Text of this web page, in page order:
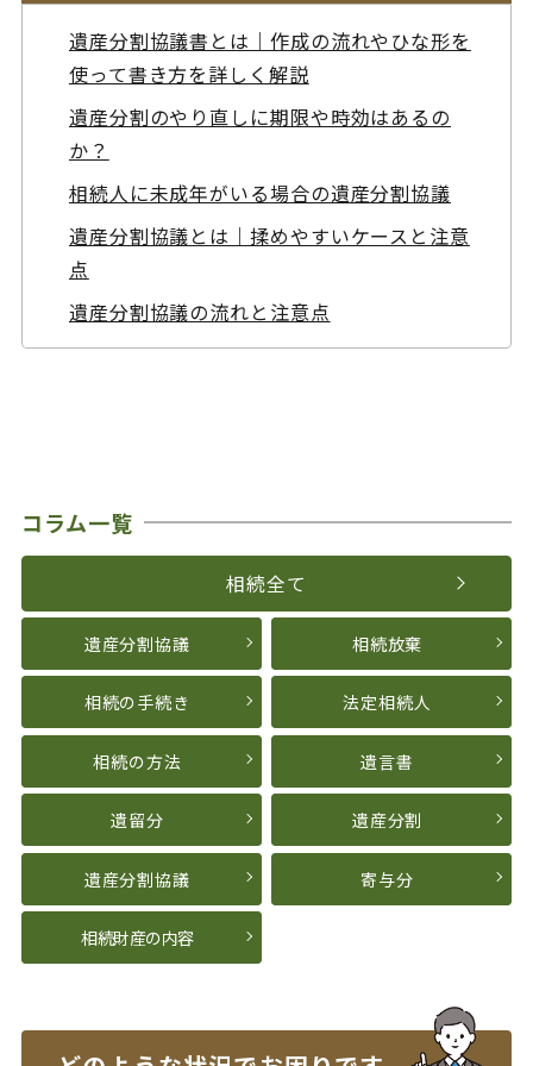
遺産分割協議書とは｜作成の流れやひな形を
使って書き方を詳しく解説
遺産分割のやり直しに期限や時効はあるの
か？
相続人に未成年がいる場合の遺産分割協議
遺産分割協議とは｜揉めやすいケースと注意
点
遺産分割協議の流れと注意点
コラム一覧
相続全て
遺産分割協議 相続放棄
相続の手続き 法定相続人
相続の方法 遺言書
遺留分 遺産分割
遺産分割協議 寄与分
相続財産の内容